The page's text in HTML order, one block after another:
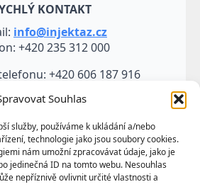
Souhlas
služby, používáme k ukládání a/nebo
technologie jako jsou soubory cookies.
nám umožní zpracovávat údaje, jako je
jedinečná ID na tomto webu. Nesouhlas
nepříznivě ovlivnit určité vlastnosti a
KONTAKT
info@injektaz.cz
+420 235 312 000
+420 606 187 916